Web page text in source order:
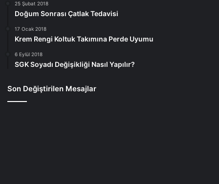
25 Şubat 2018
Doğum Sonrası Çatlak Tedavisi
17 Ocak 2018
Krem Rengi Koltuk Takımına Perde Uyumu
6 Eylül 2018
SGK Soyadı Değişikliği Nasıl Yapılır?
Son Değiştirilen Mesajlar